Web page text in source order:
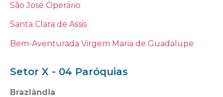
São José Operário
Santa Clara de Assis
Bem-Aventurada Virgem Maria de Guadalupe
Setor X - 04 Paróquias
Brazlândia